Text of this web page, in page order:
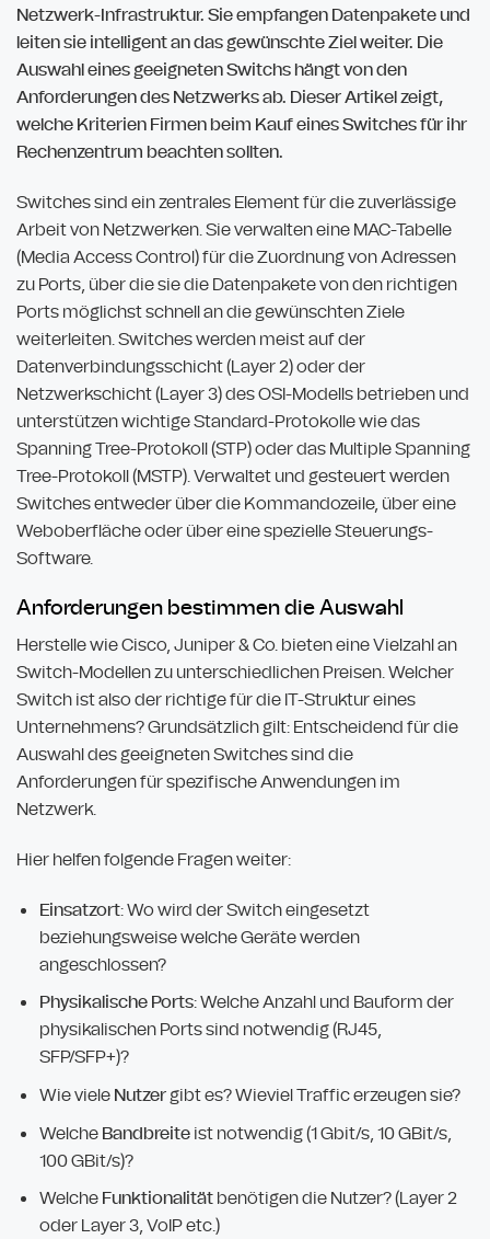
Netzwerk-Infrastruktur. Sie empfangen Datenpakete und
leiten sie intelligent an das gewünschte Ziel weiter. Die
Auswahl eines geeigneten Switchs hängt von den
Anforderungen des Netzwerks ab. Dieser Artikel zeigt,
welche Kriterien Firmen beim Kauf eines Switches für ihr
Rechenzentrum beachten sollten.
Switches sind ein zentrales Element für die zuverlässige
Arbeit von Netzwerken. Sie verwalten eine MAC-Tabelle
(Media Access Control) für die Zuordnung von Adressen
zu Ports, über die sie die Datenpakete von den richtigen
Ports möglichst schnell an die gewünschten Ziele
weiterleiten. Switches werden meist auf der
Datenverbindungsschicht (Layer 2) oder der
Netzwerkschicht (Layer 3) des OSI-Modells betrieben und
unterstützen wichtige Standard-Protokolle wie das
Spanning Tree-Protokoll (STP) oder das Multiple Spanning
Tree-Protokoll (MSTP). Verwaltet und gesteuert werden
Switches entweder über die Kommandozeile, über eine
Weboberfläche oder über eine spezielle Steuerungs-
Software.
Anforderungen bestimmen die Auswahl
Herstelle wie Cisco, Juniper & Co. bieten eine Vielzahl an
Switch-Modellen zu unterschiedlichen Preisen. Welcher
Switch ist also der richtige für die IT-Struktur eines
Unternehmens? Grundsätzlich gilt: Entscheidend für die
Auswahl des geeigneten Switches sind die
Anforderungen für spezifische Anwendungen im
Netzwerk.
Hier helfen folgende Fragen weiter:
Einsatzort: Wo wird der Switch eingesetzt
beziehungsweise welche Geräte werden
angeschlossen?
Physikalische Ports: Welche Anzahl und Bauform der
physikalischen Ports sind notwendig (RJ45,
SFP/SFP+)?
Wie vieleNutzergibt es? Wieviel Traffic erzeugen sie?
WelcheBandbreiteist notwendig (1 Gbit/s, 10 GBit/s,
100 GBit/s)?
WelcheFunktionalitätbenötigen die Nutzer? (Layer 2
oder Layer 3, VoIP etc.)